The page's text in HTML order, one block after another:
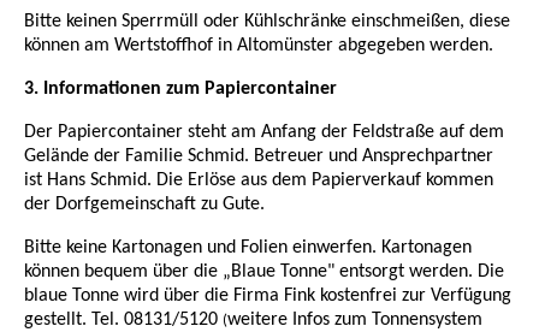
Bitte keinen Sperrmüll oder Kühlschränke einschmeißen, diese
können am Wertstoffhof in Altomünster abgegeben werden.
3. Informationen zum Papiercontainer
Der Papiercontainer steht am Anfang der Feldstraße auf dem
Gelände der Familie Schmid. Betreuer und Ansprechpartner
ist Hans Schmid. Die Erlöse aus dem Papierverkauf kommen
der Dorfgemeinschaft zu Gute.
Bitte keine Kartonagen und Folien einwerfen. Kartonagen
können bequem über die „Blaue Tonne" entsorgt werden. Die
blaue Tonne wird über die Firma Fink kostenfrei zur Verfügung
gestellt. Tel. 08131/5120 (weitere Infos zum Tonnensystem